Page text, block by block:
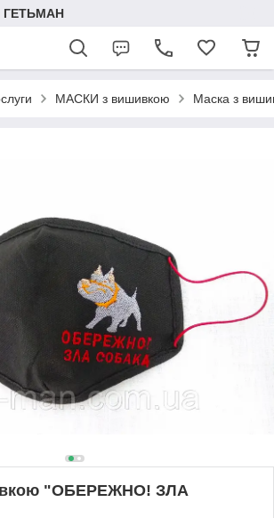
ГЕТЬМАН
МАСКИ з вишивкою Маска з
"ОБЕРЕЖНО! ЗЛА